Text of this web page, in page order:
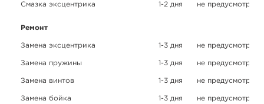
Смазка эксцентрика 1-2 дня не предусмотрено
Ремонт
Замена эксцентрика 1-3 дня не предусмотрено
Замена пружины 1-3 дня не предусмотрено
Замена винтов 1-3 дня не предусмотрено
Замена бойка 1-3 дня не предусмотрено